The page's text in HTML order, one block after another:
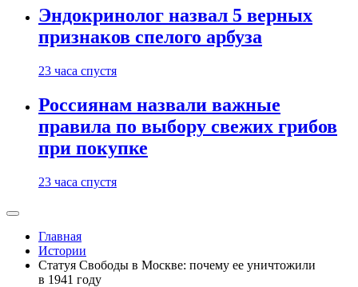
Эндокринолог назвал 5 верных
признаков спелого арбуза
23 часа спустя
Россиянам назвали важные
правила по выбору свежих грибов
при покупке
23 часа спустя
Главная
Истории
Статуя Свободы в Москве: почему ее уничтожили
в 1941 году